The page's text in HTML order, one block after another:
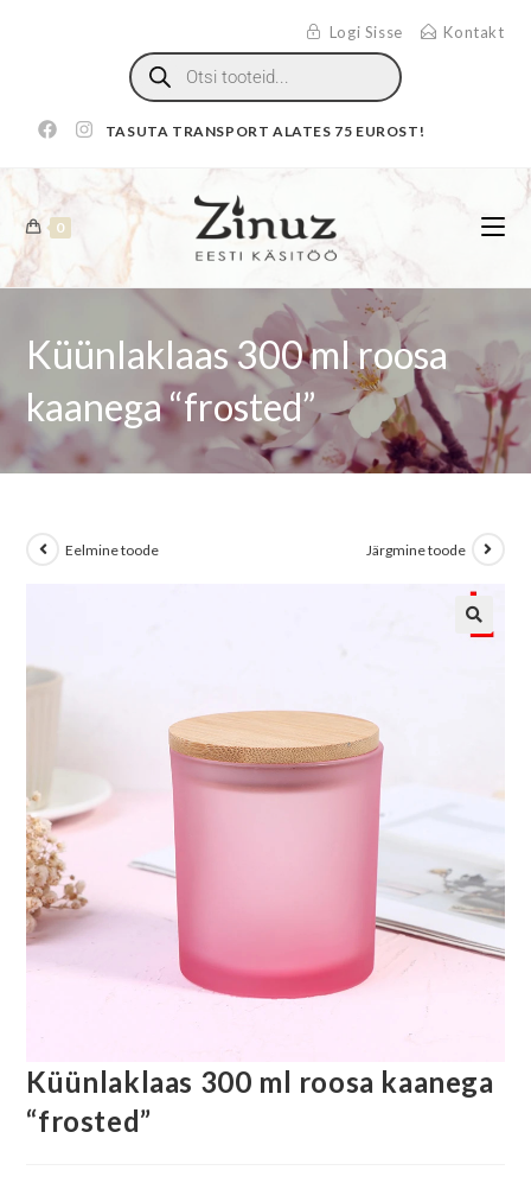
Logi Sisse Kontakt
TASUTA TRANSPORT ALATES 75 EUROST!
0
Küünlaklaas 300 ml roosa
kaanega “frosted”
Eelmine toode Järgmine toode
Küünlaklaas 300 ml roosa kaanega
“frosted”